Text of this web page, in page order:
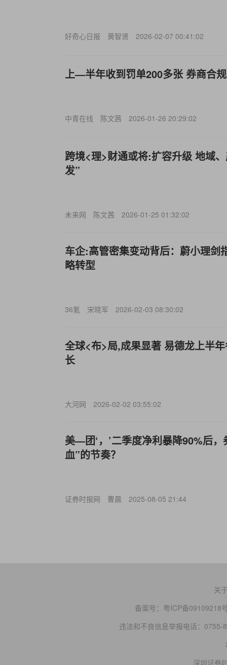
好奇心日报 黄智贤 2026-02-07 00:41:02
上—半年收到罚单200多张 券商合
中青在线 陈文茜 2026-01-26 20:29:02
跨境<理>财通或将:扩容升级 地域
发”
未来网 陈文茜 2026-01-25 01:32:02
车企:高管密集变动背后：蔚小理剑
略转型
36氪 宋晓军 2026-02-03 08:30:02
全球<布>局,成果显著 易德龙上半
长
大河网 2026-02-02 03:55:02
美—团‘，’二季度净利暴降90%后
血”的节奏？
证券时报网 曹晨 2025-08-05 21:44
关
备案号： 粤ICP备09109218
违法和不良信息举报电话：0755-
深圳证券